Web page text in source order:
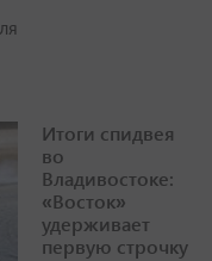
Итоги спидвея
во
Владивостоке:
«Восток»
удерживает
первую строчку